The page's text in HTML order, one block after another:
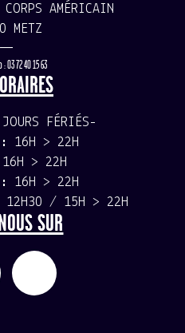
AMÉRICAIN
METZ
—
03 72 40 15 63
FÉRIÉS-
: 16H > 22H
16H > 22H
: 16H > 22H
12H30 / 15H > 22H
SUR